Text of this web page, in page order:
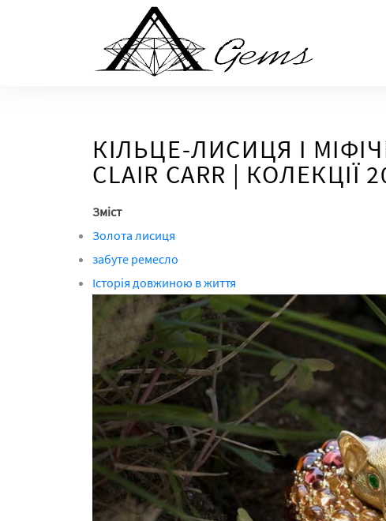
КІЛЬЦЕ-ЛИСИЦЯ І
CLAIR CARR | КОЛЕКЦІЇ
Зміст
Золота лисиця
забуте ремесло
Історія довжиною в життя